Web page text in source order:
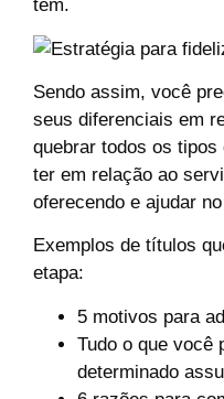
tem.
Sendo assim, você
seus diferenciais em
quebrar todos os
ter em relação ao
oferecendo e ajudar
Exemplos de títulos
etapa:
5 motivos para
Tudo o que você
determinado